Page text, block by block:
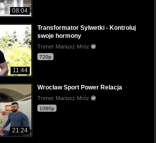
08:04
11:44
Transformator Sylwetki - Kontroluj
swoje hormony
Trener Mariusz Mróz
720p
21:24
Wrocław Sport Power Relacja
Trener Mariusz Mróz
1080p